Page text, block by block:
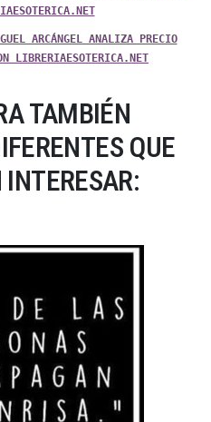
ARCÁNGEL ANALIZA PRECIO
LIBRERIAESOTERICA.NET
TAMBIÉN
QUE